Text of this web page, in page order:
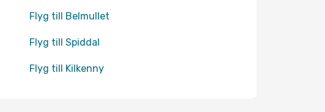
Flyg till Belmullet
Flyg till Spiddal
Flyg till Kilkenny